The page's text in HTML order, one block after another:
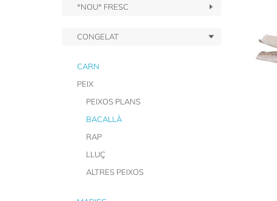
*NOU* FRESC
CONGELAT
CARN
PEIX
PEIXOS PLANS
BACALLÀ
RAP
LLUÇ
ALTRES PEIXOS